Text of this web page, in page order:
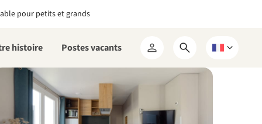
pour petits et grands
histoire Postes vacants
Mon
RCN
Ouvrir
le
formulaire
Choisissez
langue